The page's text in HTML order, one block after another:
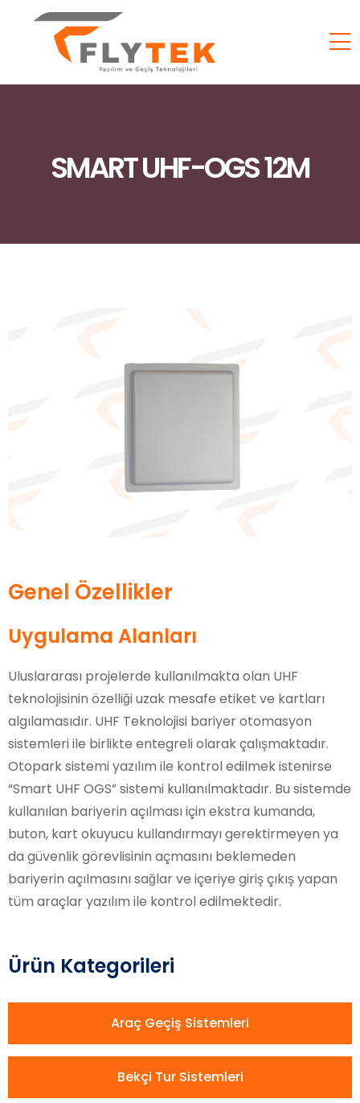
SMART UHF-OGS 12M
Ürün Kategorileri
Araç Geçiş Sistemleri
Bekçi Tur Sistemleri
Genel Özellikler
Uygulama Alanları
Uluslararası projelerde kullanılmakta olan UHF
teknolojisinin özelliği uzak mesafe etiket ve kartları
algılamasıdır. UHF Teknolojisi bariyer otomasyon
sistemleri ile birlikte entegreli olarak çalışmaktadır.
Otopark sistemi yazılım ile kontrol edilmek istenirse
“Smart UHF OGS” sistemi kullanılmaktadır. Bu sistemde
kullanılan bariyerin açılması için ekstra kumanda,
buton, kart okuyucu kullandırmayı gerektirmeyen ya
da güvenlik görevlisinin açmasını beklemeden
bariyerin açılmasını sağlar ve içeriye giriş çıkış yapan
tüm araçlar yazılım ile kontrol edilmektedir.